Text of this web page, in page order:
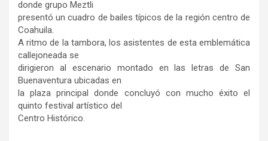
donde grupo Meztli
presentó un cuadro de bailes típicos de la región centro de
Coahuila.
A ritmo de la tambora, los asistentes de esta emblemática
callejoneada se
dirigieron al escenario montado en las letras de San
Buenaventura ubicadas en
la plaza principal donde concluyó con mucho éxito el
quinto festival artístico del
Centro Histórico.